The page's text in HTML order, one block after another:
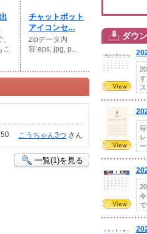
こ
チャットボット
アイコンセ...
zipデータ内
容:eps, jpg, p...
こうちゃん3つ さん
一覧(1)を見る
ダウ